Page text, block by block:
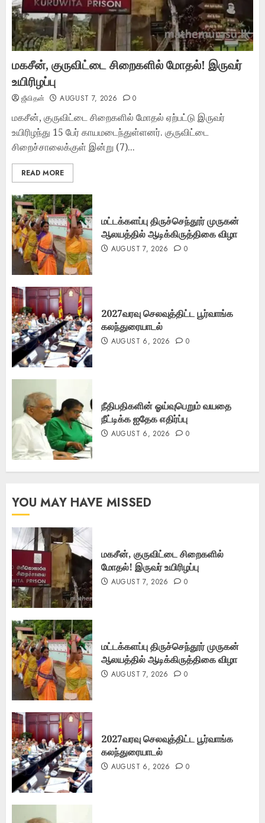
மகசீன், குருவிட்டை சிறைகளில் மோதல்! இருவர்
உயிரிழப்பு
ஜீவிதன் AUGUST 7, 2026 0
மகசீன், குருவிட்டை சிறைகளில் மோதல் ஏற்பட்டு இருவர்
உயிரிழந்து 15 பேர் காயமடைந்துள்ளனர். குருவிட்டை
சிறைச்சாலைக்குள் இன்று (7)...
READ MORE
மட்டக்களப்பு திருச்செந்தூர் முருகன்
ஆலயத்தில் ஆடிக்கிருத்திகை விழா
AUGUST 7, 2026 0
2027வரவு செலவுத்திட்ட பூர்வாங்க
கலந்துரையாடல்
AUGUST 6, 2026 0
நீதிபதிகளின் ஓய்வுபெறும் வயதை
நீட்டிக்க ஐதேக எதிர்ப்பு
AUGUST 6, 2026 0
YOU MAY HAVE MISSED
மகசீன், குருவிட்டை சிறைகளில்
மோதல்! இருவர் உயிரிழப்பு
AUGUST 7, 2026 0
மட்டக்களப்பு திருச்செந்தூர் முருகன்
ஆலயத்தில் ஆடிக்கிருத்திகை விழா
AUGUST 7, 2026 0
2027வரவு செலவுத்திட்ட பூர்வாங்க
கலந்துரையாடல்
AUGUST 6, 2026 0